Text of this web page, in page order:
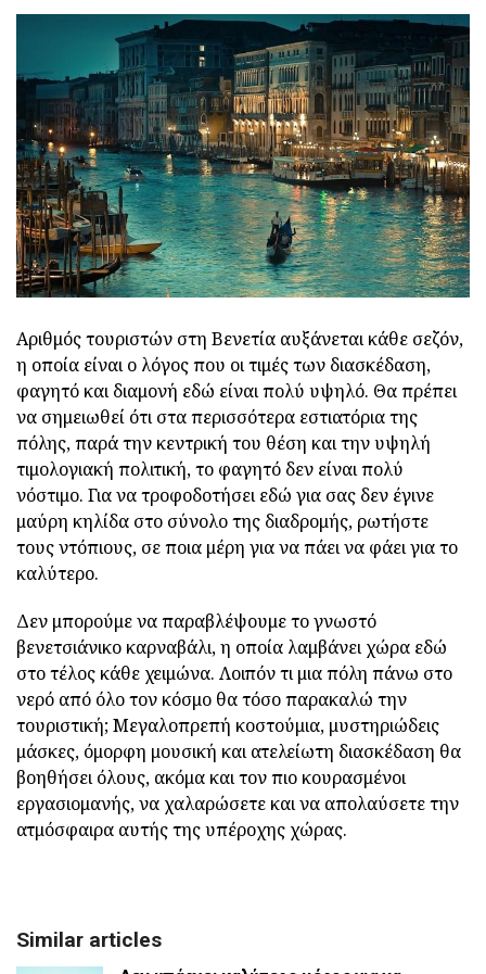
Αριθμός τουριστών στη Βενετία αυξάνεται κάθε σεζόν,
η οποία είναι ο λόγος που οι τιμές των διασκέδαση,
φαγητό και διαμονή εδώ είναι πολύ υψηλό. Θα πρέπει
να σημειωθεί ότι στα περισσότερα εστιατόρια της
πόλης, παρά την κεντρική του θέση και την υψηλή
τιμολογιακή πολιτική, το φαγητό δεν είναι πολύ
νόστιμο. Για να τροφοδοτήσει εδώ για σας δεν έγινε
μαύρη κηλίδα στο σύνολο της διαδρομής, ρωτήστε
τους ντόπιους, σε ποια μέρη για να πάει να φάει για το
καλύτερο.
Δεν μπορούμε να παραβλέψουμε το γνωστό
βενετσιάνικο καρναβάλι, η οποία λαμβάνει χώρα εδώ
στο τέλος κάθε χειμώνα. Λοιπόν τι μια πόλη πάνω στο
νερό από όλο τον κόσμο θα τόσο παρακαλώ την
τουριστική; Μεγαλοπρεπή κοστούμια, μυστηριώδεις
μάσκες, όμορφη μουσική και ατελείωτη διασκέδαση θα
βοηθήσει όλους, ακόμα και τον πιο κουρασμένοι
εργασιομανής, να χαλαρώσετε και να απολαύσετε την
ατμόσφαιρα αυτής της υπέροχης χώρας.
Similar articles